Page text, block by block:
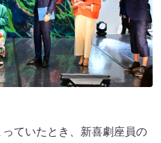
ていたとき、新喜劇座員の